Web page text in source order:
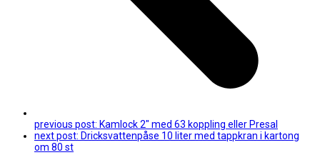
previous post: Kamlock 2″ med 63 koppling eller Presal
next post: Dricksvattenpåse 10 liter med tappkran i kartong
om 80 st